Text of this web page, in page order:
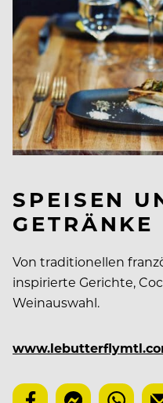
SPEISEN
GETRÄNKE
Von traditionellen
inspirierte Gerichte,
Weinauswahl.